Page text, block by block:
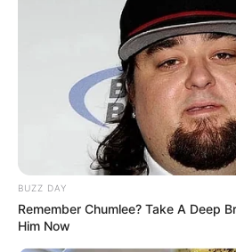
BUZZ DAY
Remember Chumlee? Take A Deep
Him Now